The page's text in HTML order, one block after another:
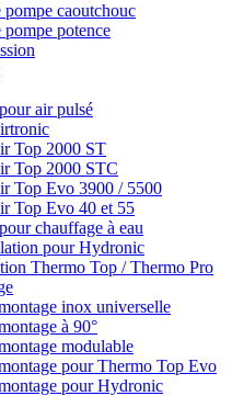
pompe caoutchouc
pompe potence
air pulsé
Top 2000 ST
Top 2000 STC
Top Evo 3900 / 5500
Top Evo 40 et 55
chauffage à eau
pour Hydronic
Thermo Top / Thermo Pro
inox universelle
à 90°
modulable
pour Thermo Top Evo
pour Hydronic